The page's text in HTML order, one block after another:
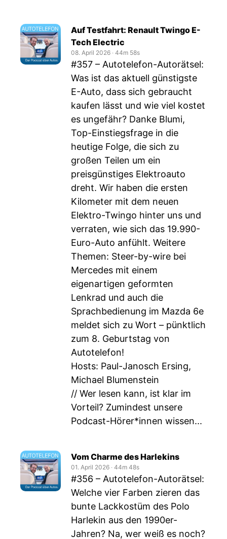
Auf Testfahrt: Renault Twingo E-
Tech Electric
08. April 2026 ‧ 44m 58s
#357 – Autotelefon-Autorätsel:
Was ist das aktuell günstigste
E-Auto, dass sich gebraucht
kaufen lässt und wie viel kostet
es ungefähr? Danke Blumi,
Top-Einstiegsfrage in die
heutige Folge, die sich zu
großen Teilen um ein
preisgünstiges Elektroauto
dreht. Wir haben die ersten
Kilometer mit dem neuen
Elektro-Twingo hinter uns und
verraten, wie sich das 19.990-
Euro-Auto anfühlt. Weitere
Themen: Steer-by-wire bei
Mercedes mit einem
eigenartigen geformten
Lenkrad und auch die
Sprachbedienung im Mazda 6e
meldet sich zu Wort – pünktlich
zum 8. Geburtstag von
Autotelefon!
Hosts: Paul-Janosch Ersing,
Michael Blumenstein
// Wer lesen kann, ist klar im
Vorteil? Zumindest unsere
Podcast-Hörer*innen wissen...
Vom Charme des Harlekins
01. April 2026 ‧ 44m 48s
#356 – Autotelefon-Autorätsel:
Welche vier Farben zieren das
bunte Lackkostüm des Polo
Harlekin aus den 1990er-
Jahren? Na, wer weiß es noch?